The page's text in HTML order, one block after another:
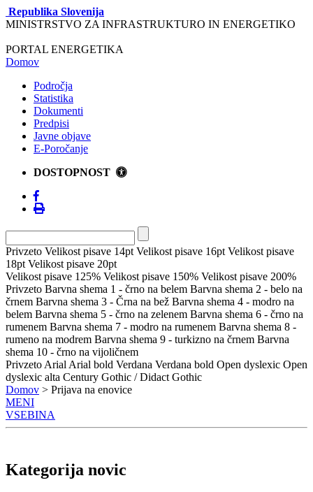
Republika Slovenija
MINISTRSTVO ZA INFRASTRUKTURO IN ENERGETIKO
PORTAL ENERGETIKA
Domov
Področja
Statistika
Dokumenti
Predpisi
Javne objave
E-Poročanje
DOSTOPNOST
Privzeto Velikost pisave 14pt Velikost pisave 16pt Velikost pisave
18pt Velikost pisave 20pt
Velikost pisave 125% Velikost pisave 150% Velikost pisave 200%
Privzeto Barvna shema 1 - črno na belem Barvna shema 2 - belo na
črnem Barvna shema 3 - Črna na bež Barvna shema 4 - modro na
belem Barvna shema 5 - črno na zelenem Barvna shema 6 - črno na
rumenem Barvna shema 7 - modro na rumenem Barvna shema 8 -
rumeno na modrem Barvna shema 9 - turkizno na črnem Barvna
shema 10 - črno na vijoličnem
Privzeto Arial Arial bold Verdana Verdana bold Open dyslexic Open
dyslexic alta Century Gothic / Didact Gothic
Domov > Prijava na enovice
MENI
VSEBINA
Kategorija novic